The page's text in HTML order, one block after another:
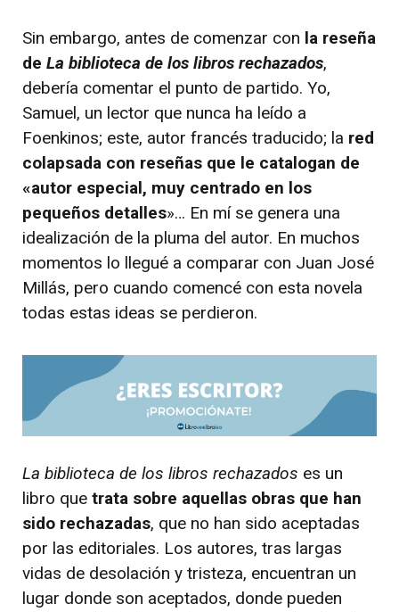
Sin embargo, antes de comenzar con la reseña
de La biblioteca de los libros rechazados,
debería comentar el punto de partido. Yo,
Samuel, un lector que nunca ha leído a
Foenkinos; este, autor francés traducido; la red
colapsada con reseñas que le catalogan de
«autor especial, muy centrado en los
pequeños detalles»… En mí se genera una
idealización de la pluma del autor. En muchos
momentos lo llegué a comparar con Juan José
Millás, pero cuando comencé con esta novela
todas estas ideas se perdieron.
La biblioteca de los libros rechazados es un
libro que trata sobre aquellas obras que han
sido rechazadas, que no han sido aceptadas
por las editoriales. Los autores, tras largas
vidas de desolación y tristeza, encuentran un
lugar donde son aceptados, donde pueden